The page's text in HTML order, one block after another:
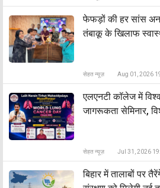
फेफड़ों की हर सांस
तंबाकू के खिलाफ
सेहत न्यूज़ Aug 01, 2026
एलएनटी कॉलेज में
जागरूकता सेमिनार,
सेहत न्यूज़ Jul 31, 2026
बिहार में तालाबों पर